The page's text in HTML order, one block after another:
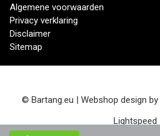
Algemene voorwaarden
Privacy verklaring
Disclaimer
Sitemap
© Bartang.eu | Webshop design by
Lightspeed